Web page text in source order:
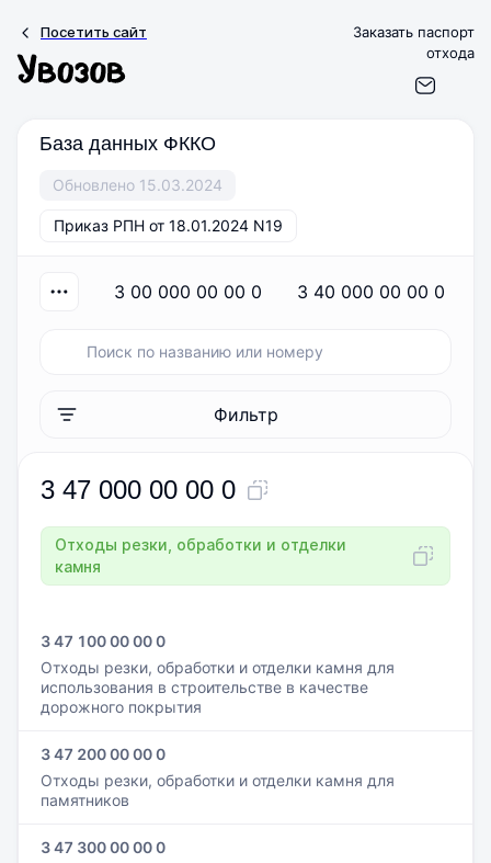
Посетить сайт
Заказать паспорт
отхода
База данных ФККО
Обновлено 15.03.2024
Приказ РПН от 18.01.2024 N19
3 00 000 00 00 0 3 40 000 00 00 0
Фильтр
3 47 000 00 00 0
Отходы резки, обработки и отделки
камня
3 47 100 00 00 0
Отходы резки, обработки и отделки камня для
использования в строительстве в качестве
дорожного покрытия
3 47 200 00 00 0
Отходы резки, обработки и отделки камня для
памятников
3 47 300 00 00 0